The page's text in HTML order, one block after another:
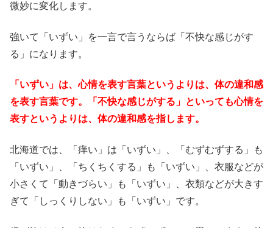
微妙に変化します。
強いて「いずい」を一言で言うならば「不快な感じがす
る」になります。
「いずい」は、心情を表す言葉というよりは、体の違和感
を表す言葉です。「不快な感じがする」といっても心情を
表すというよりは、体の違和感を指します。
北海道では、「痒い」は「いずい」、「むずむずする」も
「いずい」、「ちくちくする」も「いずい」、衣服などが
小さくて「動きづらい」も「いずい」、衣類などが大きす
ぎて「しっくりしない」も「いずい」です。